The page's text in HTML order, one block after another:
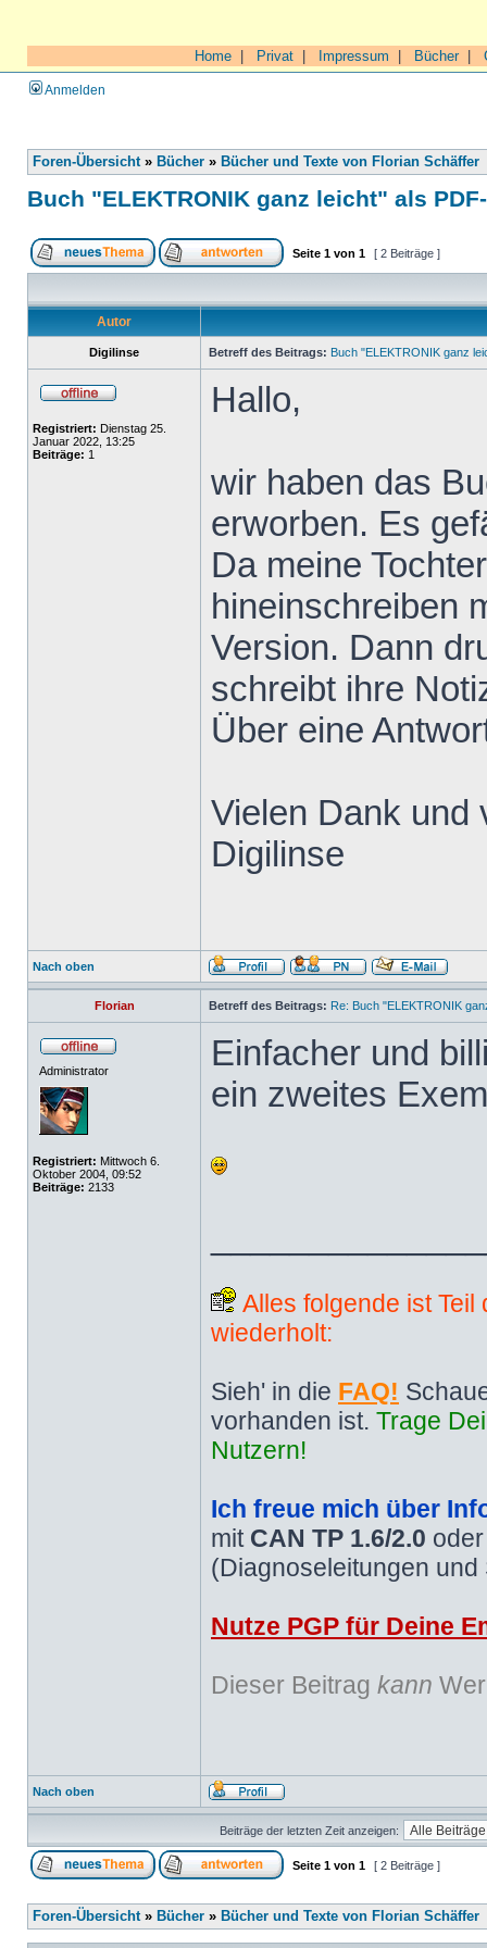
Home Privat Impressum Bücher|
Anmelden
Foren-Übersicht» Bücher » Bücher und Texte von Florian Schäffer
Buch "ELEKTRONIK ganz leicht" als
Seite 1 von 1 [ 2 Beiträge ]
Autor
Digilinse Betreff des Beitrags: Buch "ELEKTRONIK ganz
Registriert: Dienstag 25.
Januar 2022, 13:25
Beiträge: 1
Hallo,
wir haben das
erworben. Es
Da meine
hineinschreiben
Version. Dann
schreibt ihre
Über eine
Vielen Dank und
Digilinse
Nach oben
Florian Betreff des Beitrags: Re: Buch "ELEKTRONIK
Administrator
Registriert: Mittwoch 6.
Oktober 2004, 09:52
Beiträge: 2133
Einfacher und
ein zweites
Alles folgende ist
wiederholt:
Sieh' in die FAQ!
vorhanden ist. Trage
Nutzern!
Ich freue mich über
mit CAN TP 1.6/2.0
(Diagnoseleitungen
Nutze PGP für Deine
Dieser Beitrag kann
Nach oben
Beiträge der letzten Zeit anzeigen:
Seite 1 von 1 [ 2 Beiträge ]
Foren-Übersicht» Bücher » Bücher und Texte von Florian Schäffer